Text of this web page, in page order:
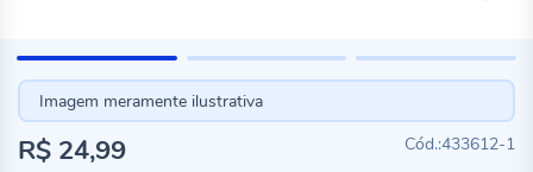
Imagem meramente ilustrativa
433612-1
R$ 24,99